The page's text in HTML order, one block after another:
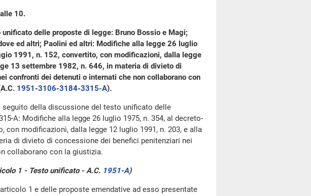
10.
delle proposte di legge: Bruno Bossio e Magi;
ed altri; Paolini ed altri: Modifiche alla legge 26 luglio
1991, n. 152, convertito, con modificazioni, dalla legge
13 settembre 1982, n. 646, in materia di divieto di
confronti dei detenuti o internati che non collaborano con
1951​-3106​-3184​-3315-A​).
seguito della discussione del testo unificato delle
A: Modifiche alla legge 26 luglio 1975, n. 354, al decreto-
con modificazioni, dalla legge 12 luglio 1991, n. 203, e alla
di divieto di concessione dei benefici penitenziari nei
collaborano con la giustizia.
1 - Testo unificato - A.C. 1951-A​)
1 e delle proposte emendative ad esso presentate